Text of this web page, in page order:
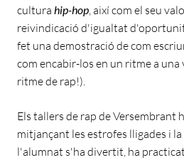
cultura hip-hop, així com el seu
reivindicació d'igualtat
fet una demostració de com
com encabir-los en un ritme a
ritme de rap!).
Els tallers de rap de Versembrant
mitjançant les estrofes lligades i la
l'alumnat s'ha divertit, ha